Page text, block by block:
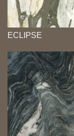
ECLIPSE